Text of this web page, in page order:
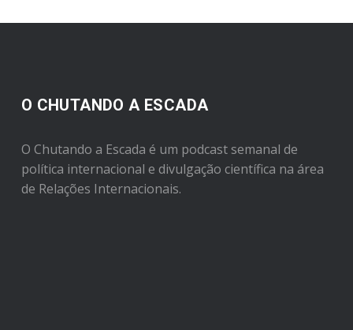
O CHUTANDO A ESCADA
O Chutando a Escada é um podcast semanal de
política internacional e divulgação científica na área
de Relações Internacionais.